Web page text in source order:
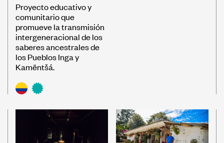
Proyecto educativo y
comunitario que
promueve la transmisión
intergeneracional de los
saberes ancestrales de
los Pueblos Inga y
Kamëntšá.